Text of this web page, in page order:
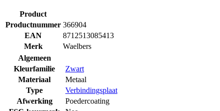
Product
Productnummer 366904
EAN
8712513085413
Merk
Waelbers
Algemeen
Kleurfamilie
Zwart
Materiaal
Metaal
Type
Verbindingsplaat
Afwerking
Poedercoating